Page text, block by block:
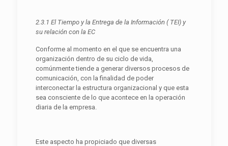
2.3.1 El Tiempo y la Entrega de la Información ( TEI) y
su relación con la EC
Conforme al momento en el que se encuentra una
organización dentro de su ciclo de vida,
comúnmente tiende a generar diversos procesos de
comunicación, con la finalidad de poder
interconectar la estructura organizacional y que esta
sea consciente de lo que acontece en la operación
diaria de la empresa.
Este aspecto ha propiciado que diversas